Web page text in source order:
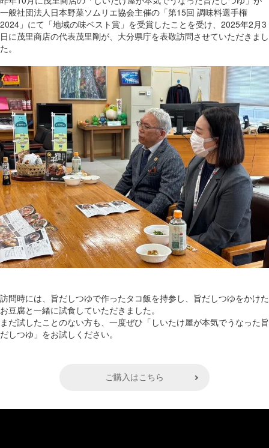
一般社団法人日本野菜ソムリエ協会主催の「第15回 調味料選手権
2024」にて「地域の味ベスト賞」を受賞したことを受け、2025年2月3
日に茂里商店の代表茂里剛が、大分県庁を表敬訪問させていただきまし
た。
訪問時には、旨だしつゆで作ったタコ飯を持参し、旨だしつゆをかけた
お豆腐と一緒に試食していただきました。
まだ試したことのない方も、一度ぜひ「しいたけ屋が本気でうなった旨
だしつゆ」をお試しください。
ご購入はこちら